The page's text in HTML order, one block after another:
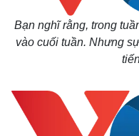
Bạn nghĩ rằng, trong
vào cuối tuần. Nhưng